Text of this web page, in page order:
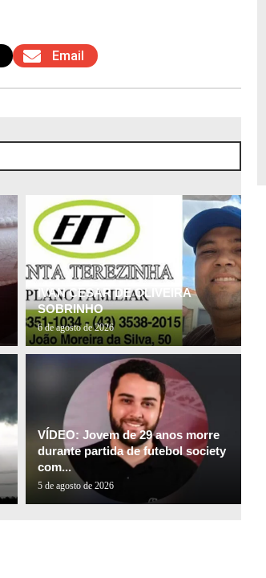
Email
IVAN CESAR DE OLIVEIRA
SOBRINHO
6 de agosto de 2026
VÍDEO: Jovem de 29 anos morre
durante partida de futebol society
com...
5 de agosto de 2026